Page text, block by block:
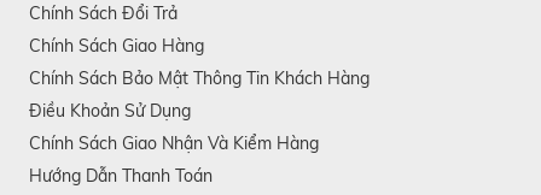
Chính Sách Đổi Trả
Chính Sách Giao Hàng
Chính Sách Bảo Mật Thông Tin Khách Hàng
Điều Khoản Sử Dụng
Chính Sách Giao Nhận Và Kiểm Hàng
Hướng Dẫn Thanh Toán